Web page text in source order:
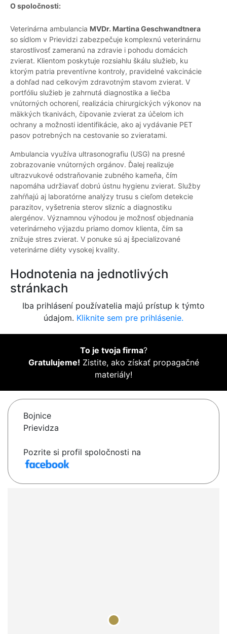
O spoločnosti:
Veterinárna ambulancia MVDr. Martina Geschwandtnera
so sídlom v Prievidzi zabezpečuje komplexnú veterinárnu
starostlivosť zameranú na zdravie i pohodu domácich
zvierat. Klientom poskytuje rozsiahlu škálu služieb, ku
ktorým patria preventívne kontroly, pravidelné vakcinácie
a dohľad nad celkovým zdravotným stavom zvierat. V
portfóliu služieb je zahrnutá diagnostika a liečba
vnútorných ochorení, realizácia chirurgických výkonov na
mäkkých tkanivách, čipovanie zvierat za účelom ich
ochrany a možnosti identifikácie, ako aj vydávanie PET
pasov potrebných na cestovanie so zvieratami.
Ambulancia využíva ultrasonografiu (USG) na presné
zobrazovanie vnútorných orgánov. Ďalej realizuje
ultrazvukové odstraňovanie zubného kameňa, čím
napomáha udržiavať dobrú ústnu hygienu zvierat. Služby
zahŕňajú aj laboratórne analýzy trusu s cieľom detekcie
parazitov, vyšetrenia sterov slizníc a diagnostiku
alergénov. Významnou výhodou je možnosť objednania
veterinárneho výjazdu priamo domov klienta, čím sa
znižuje stres zvierat. V ponuke sú aj špecializované
veterinárne diéty vysokej kvality.
Hodnotenia na jednotlivých
stránkach
Iba prihlásení používatelia majú prístup k týmto
údajom. Kliknite sem pre prihlásenie.
To je tvoja firma?
Gratulujeme! Zistite, ako získať propagačné
materiály!
Bojnice
Prievidza
Pozrite si profil spoločnosti na